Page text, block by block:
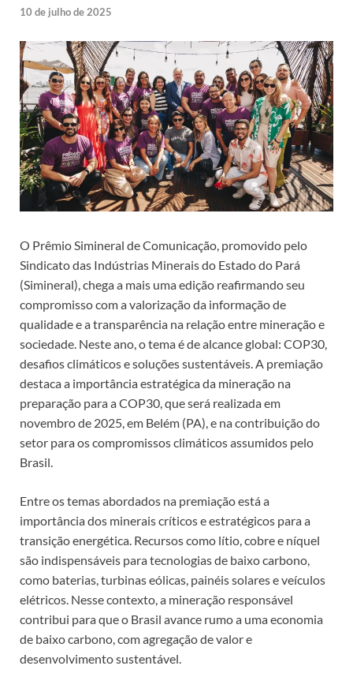
10 de julho de 2025
O Prêmio Simineral de Comunicação, promovido pelo
Sindicato das Indústrias Minerais do Estado do Pará
(Simineral), chega a mais uma edição reafirmando seu
compromisso com a valorização da informação de
qualidade e a transparência na relação entre mineração e
sociedade. Neste ano, o tema é de alcance global: COP30,
desafios climáticos e soluções sustentáveis. A premiação
destaca a importância estratégica da mineração na
preparação para a COP30, que será realizada em
novembro de 2025, em Belém (PA), e na contribuição do
setor para os compromissos climáticos assumidos pelo
Brasil.
Entre os temas abordados na premiação está a
importância dos minerais críticos e estratégicos para a
transição energética. Recursos como lítio, cobre e níquel
são indispensáveis para tecnologias de baixo carbono,
como baterias, turbinas eólicas, painéis solares e veículos
elétricos. Nesse contexto, a mineração responsável
contribui para que o Brasil avance rumo a uma economia
de baixo carbono, com agregação de valor e
desenvolvimento sustentável.